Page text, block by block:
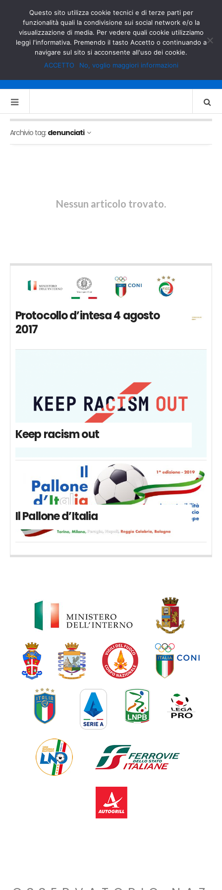
MINISTERO DELL’INTERNO
GOVERNO.IT
Archivio tag: denunciati
Nessun articolo trovato.
Protocollo d’intesa 4 agosto
2017
Keep racism out
Il Pallone d’Italia
Questo sito utilizza cookie tecnici e di terze parti per
funzionalità quali la condivisione sui social network e/o la
visualizzazione di media. Per vedere quali cookie utilizziamo
leggi l'informativa. Premendo il tasto Accetto o continuando a
navigare sul sito si acconsente all'uso dei cookie.
ACCETTO
No, voglio maggiori informazioni